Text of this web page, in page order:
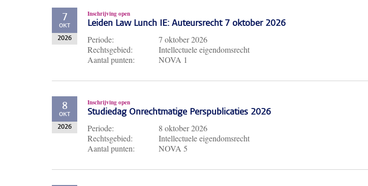
7
OKT
2026
Inschrijving open
Leiden Law Lunch IE: Auteursrecht 7 oktober 2026
Periode:
7 oktober 2026
Rechtsgebied:
Intellectuele eigendomsrecht
Aantal punten:
NOVA 1
8
OKT
2026
Inschrijving open
Studiedag Onrechtmatige Perspublicaties 2026
Periode:
8 oktober 2026
Rechtsgebied:
Intellectuele eigendomsrecht
Aantal punten:
NOVA 5